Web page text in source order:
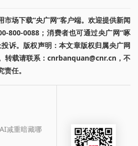
市场下载“央广网”客户端。欢迎提供新闻
800-0088；消费者也可通过央广网“啄
诉。版权声明：本文章版权归属央广网
转载请联系：cnrbanquan@cnr.cn，不
任。
减重暗藏哪